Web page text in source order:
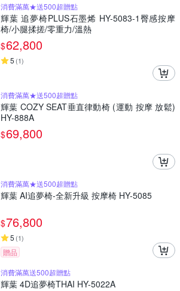
消費滿萬★送500超贈點
輝葉 追夢椅PLUS石墨烯 HY-5083-1臀感按摩
椅/小腿揉搓/零重力/溫熱
$62,800
5 (1)
消費滿萬★送500超贈點
輝葉 COZY SEAT垂直律動椅 (運動 按摩 放鬆)
HY-888A
$69,800
消費滿萬★送500超贈點
輝葉 AI追夢椅-全新升級 按摩椅 HY-5085
$76,800
5 (1)
贈品
消費滿萬送500超贈點
輝葉 4D追夢椅THAI HY-5022A